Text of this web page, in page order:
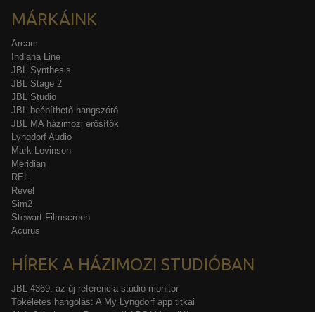
MÁRKÁINK
Arcam
Indiana Line
JBL Synthesis
JBL Stage 2
JBL Studio
JBL beépíthető hangszóró
JBL MA házimozi erősítők
Lyngdorf Audio
Mark Levinson
Meridian
REL
Revel
Sim2
Stewart Filmscreen
Acurus
HÍREK A HÁZIMOZI STUDIÓBAN
JBL 4369: az új referencia stúdió monitor
Tökéletes hangolás: A My Lyngdorf app titkai